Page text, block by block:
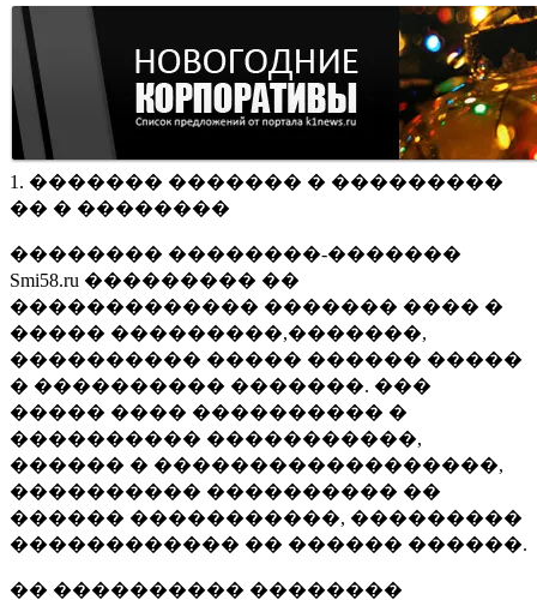
1. ������� ������� � ���������
�� � ��������
�������� ��������-�������
Smi58.ru ��������� ��
������������� ������� ���� �
����� ���������,�������,
���������� ����� ������ �����
� ���������� �������. ���
����� ���� ���������� �
���������� �����������,
������ � ������������������,
���������� ���������� ��
������ �����������, ���������
������������ �� ������ ������.
�� ���������� ��������